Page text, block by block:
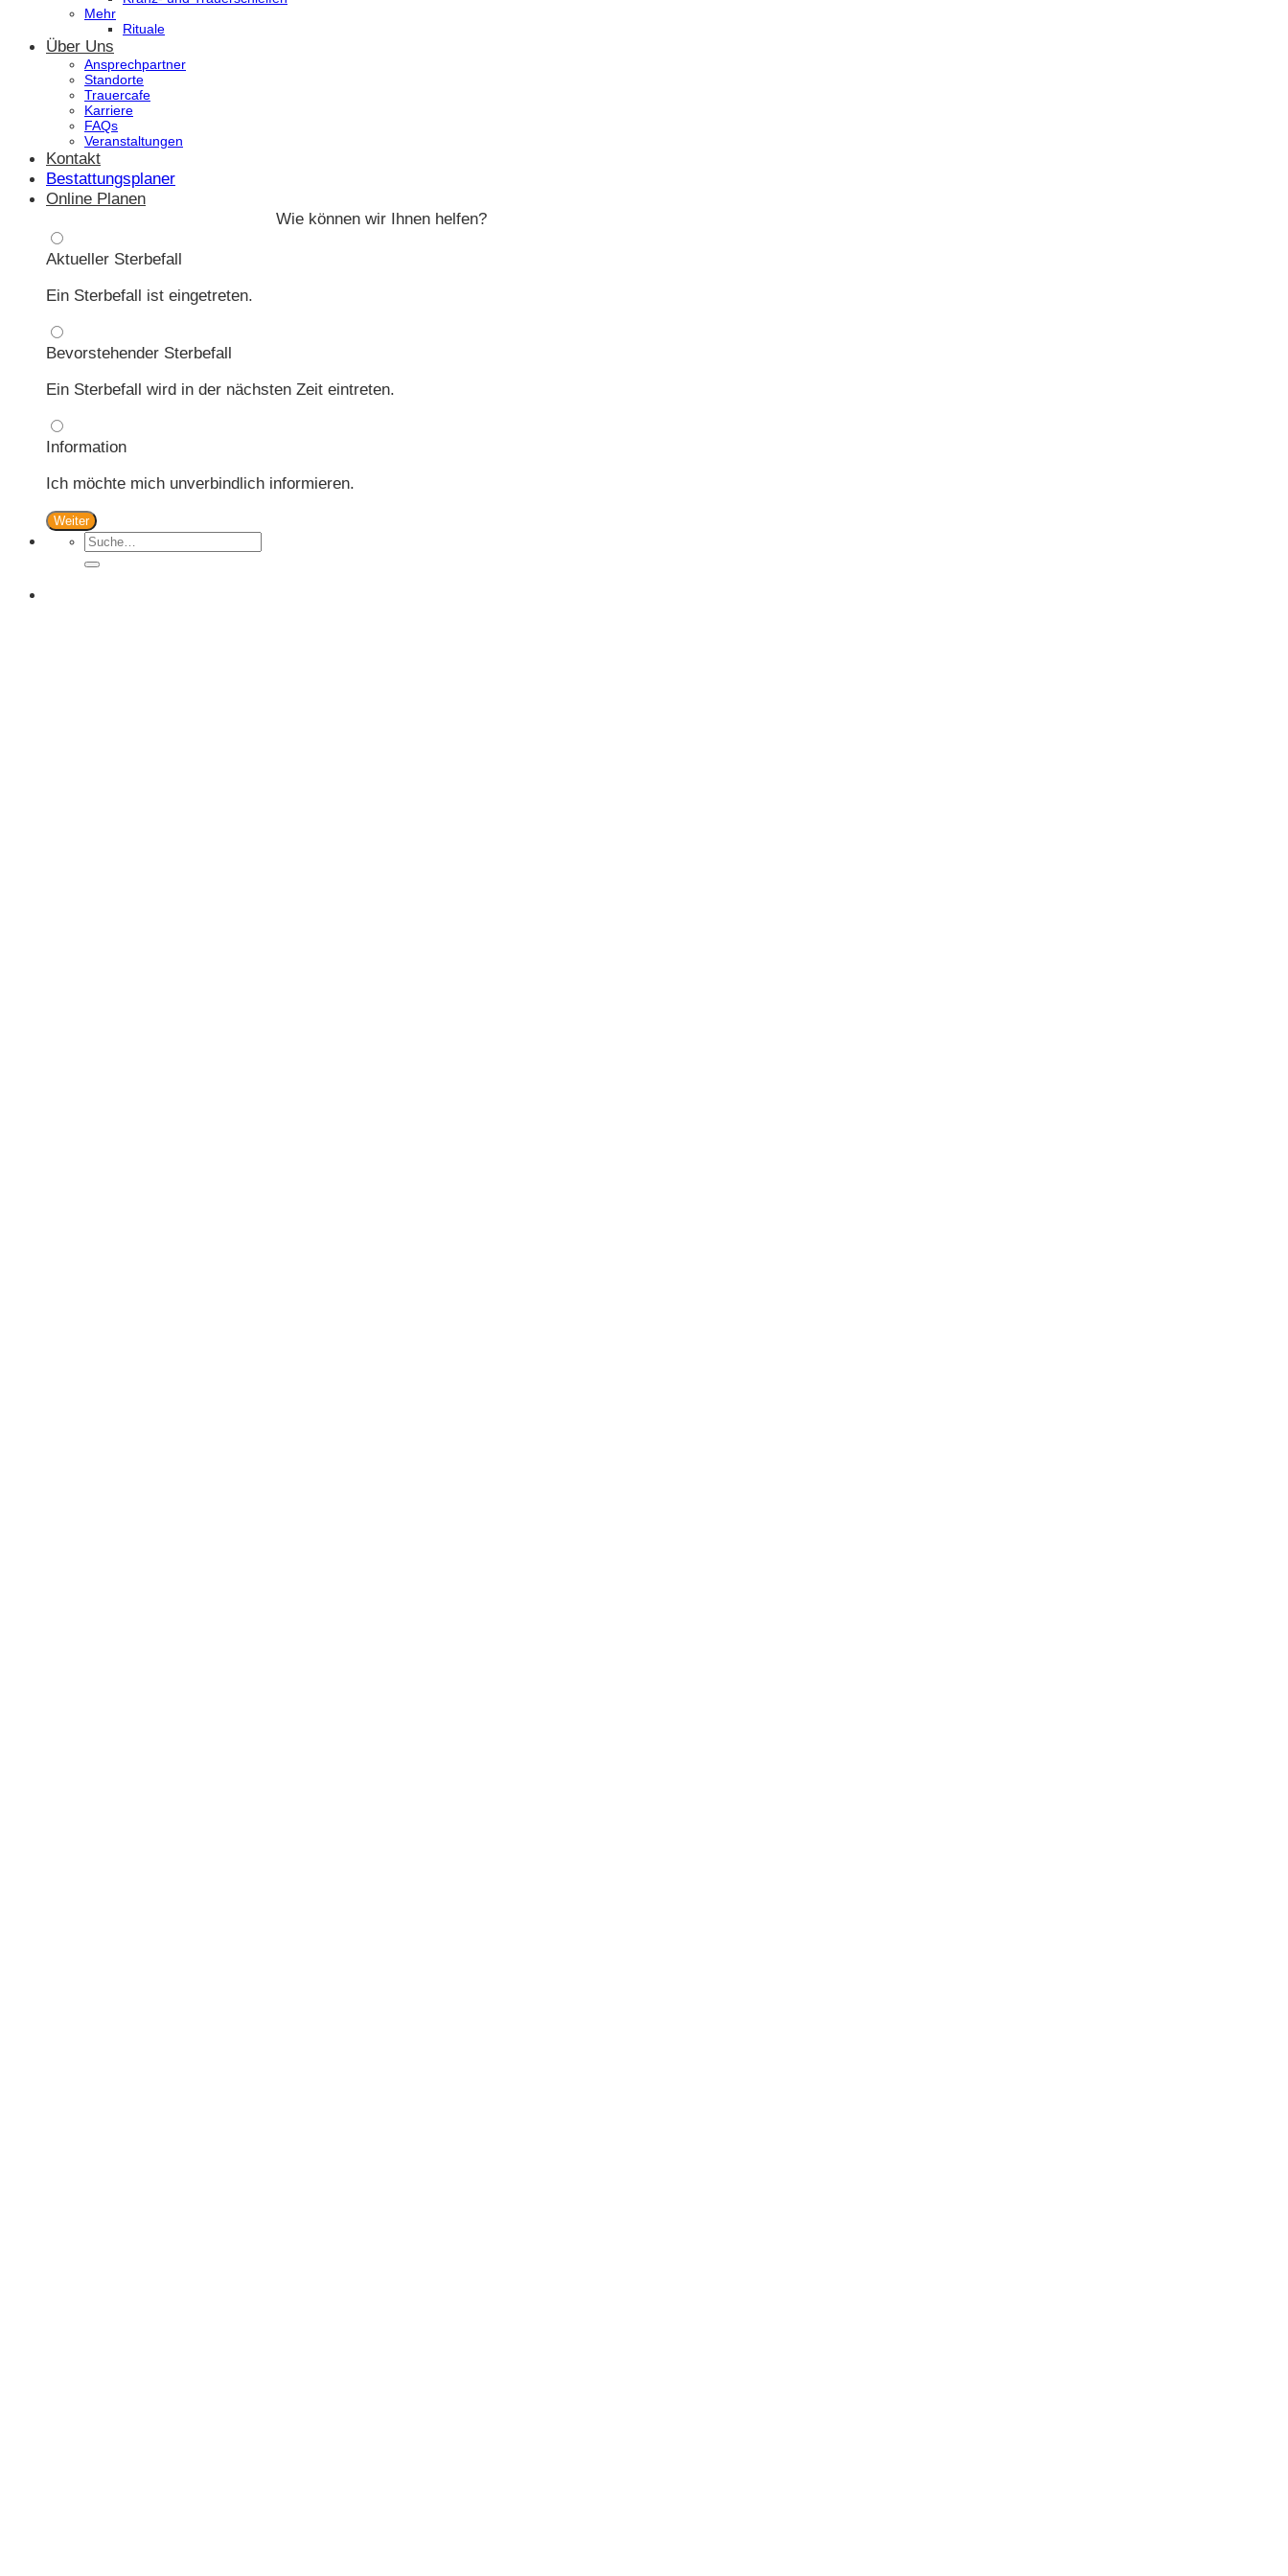
Mehr
Rituale
Über Uns
Ansprechpartner
Standorte
Trauercafe
Karriere
FAQs
Veranstaltungen
Kontakt
Bestattungsplaner
Online Planen
Wie können wir Ihnen helfen?
Aktueller Sterbefall
Ein Sterbefall ist eingetreten.
Bevorstehender Sterbefall
Ein Sterbefall wird in der nächsten Zeit eintreten.
Information
Ich möchte mich unverbindlich informieren.
Weiter
Suche
nach: